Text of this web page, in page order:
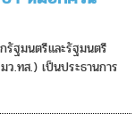
ฐมนตรีและรัฐมนตรี
ว.ทส.) เป็นประธานการ